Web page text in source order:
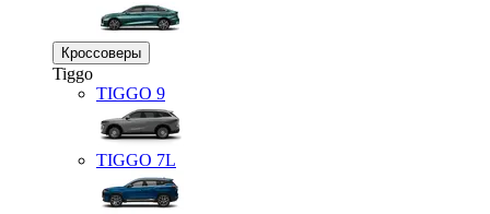
Кроссоверы
Tiggo
TIGGO 9
TIGGO 7L